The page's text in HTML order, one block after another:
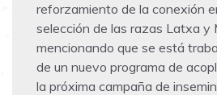
reforzamiento de la conexión
selección de las razas Latxa y
mencionando que se está
de un nuevo programa de
la próxima campaña de